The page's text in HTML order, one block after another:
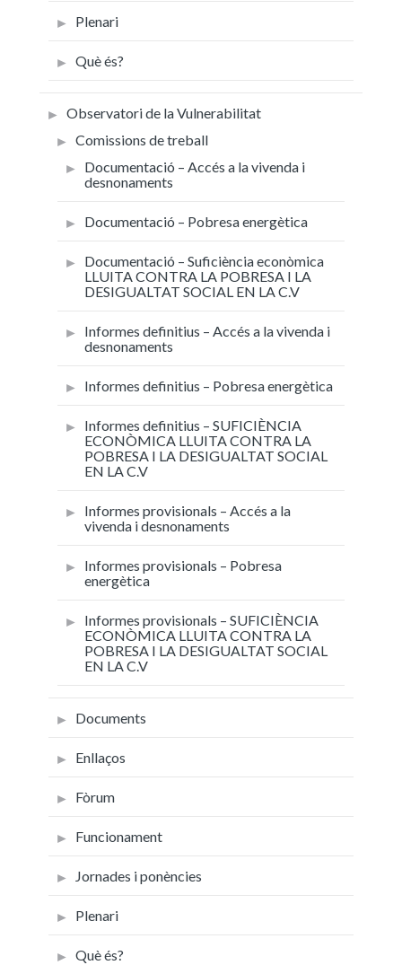
Plenari
Què és?
Observatori de la Vulnerabilitat
Comissions de treball
Documentació – Accés a la vivenda i
desnonaments
Documentació – Pobresa energètica
Documentació – Suficiència econòmica
LLUITA CONTRA LA POBRESA I LA
DESIGUALTAT SOCIAL EN LA C.V
Informes definitius – Accés a la vivenda i
desnonaments
Informes definitius – Pobresa energètica
Informes definitius – SUFICIÈNCIA
ECONÒMICA LLUITA CONTRA LA
POBRESA I LA DESIGUALTAT SOCIAL
EN LA C.V
Informes provisionals – Accés a la
vivenda i desnonaments
Informes provisionals – Pobresa
energètica
Informes provisionals – SUFICIÈNCIA
ECONÒMICA LLUITA CONTRA LA
POBRESA I LA DESIGUALTAT SOCIAL
EN LA C.V
Documents
Enllaços
Fòrum
Funcionament
Jornades i ponències
Plenari
Què és?